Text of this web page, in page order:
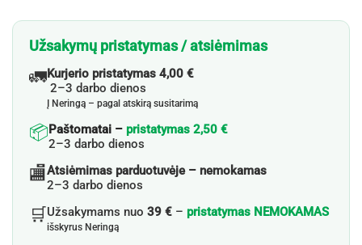
Užsakymų pristatymas / atsiėmimas
🚛Kurjerio pristatymas 4,00 €
2–3 darbo dienos
Į Neringą – pagal atskirą susitarimą
📦Paštomatai – pristatymas 2,50 €
2–3 darbo dienos
🏬Atsiėmimas parduotuvėje – nemokamas
2–3 darbo dienos
🛒Užsakymams nuo 39 € – pristatymas NEMOKAMAS
išskyrus Neringą